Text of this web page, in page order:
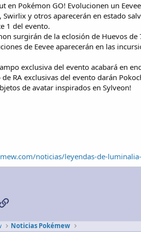
en Pokémon GO! Evolucionen un
Swirlix y otros aparecerán en estado
1 del evento.
surgirán de la eclosión de Huevos
de Eevee aparecerán en las
exclusiva del evento acabará en
de RA exclusivas del evento darán
de avatar inspirados en Sylveon!
noticias/leyendas-de-
Enlace
Noticias Pokémew